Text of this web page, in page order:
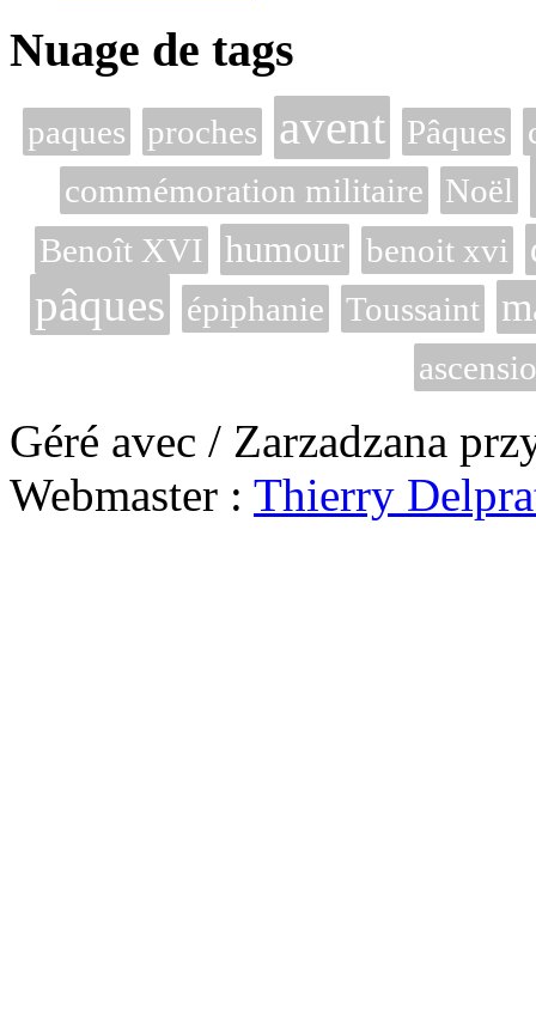
Nuage de tags
paques proches avent Pâques
commémoration militaire
Noël
Benoît XVI humour benoit xvi
pâques épiphanie Toussaint
Géré avec / Zarzadzana
Webmaster : Thierry